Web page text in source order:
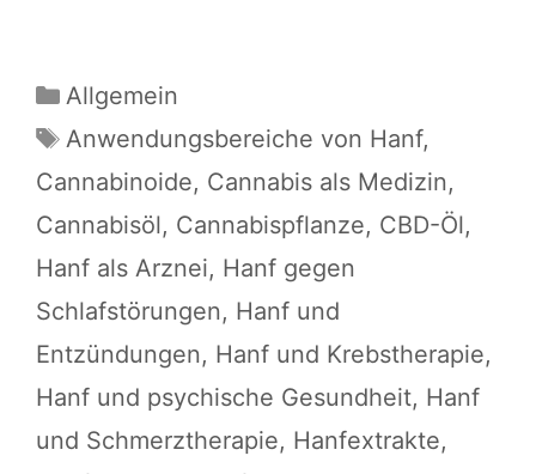
Kategorien
Allgemein
Schlagwörter
Anwendungsbereiche von Hanf,
Cannabinoide, Cannabis als Medizin,
Cannabisöl, Cannabispflanze, CBD-Öl,
Hanf als Arznei, Hanf gegen
Schlafstörungen, Hanf und
Entzündungen, Hanf und Krebstherapie,
Hanf und psychische Gesundheit, Hanf
und Schmerztherapie, Hanfextrakte,